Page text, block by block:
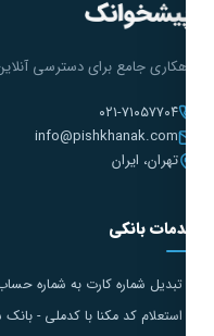
جامع برای دسترسی آنلاین به
۰۲۱-۷۱۰۵۷۷۰۴
info@pishkhanak.com
تهران، ایران
بانکی
تبدیل شماره کارت به شماره حساب -
استعلام کد مکنا با کدملی - بانک سا...